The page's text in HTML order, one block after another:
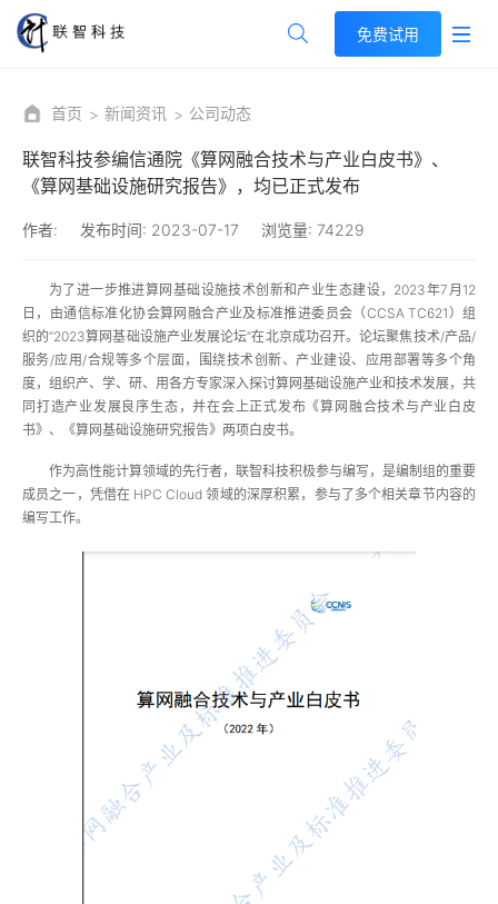
免费试用
首页 新闻资讯 公司动态
联智科技参编信通院《算网融合技术与产业白皮书》、
《算网基础设施研究报告》，均已正式发布
作者: 发布时间: 2023-07-17 浏览量: 74229
为了进一步推进算网基础设施技术创新和产业生态建设，2023年7月12
日，由通信标准化协会算网融合产业及标准推进委员会（CCSA TC621）组
织的“2023算网基础设施产业发展论坛”在北京成功召开。论坛聚焦技术/产品/
服务/应用/合规等多个层面，围绕技术创新、产业建设、应用部署等多个角
度，组织产、学、研、用各方专家深入探讨算网基础设施产业和技术发展，共
同打造产业发展良序生态，并在会上正式发布《算网融合技术与产业白皮
书》、《算网基础设施研究报告》两项白皮书。
作为高性能计算领域的先行者，联智科技积极参与编写，是编制组的重要
成员之一，凭借在 HPC Cloud 领域的深厚积累，参与了多个相关章节内容的
编写工作。